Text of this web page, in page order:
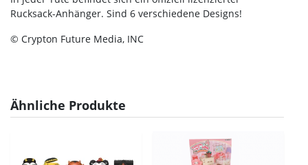
Rucksack-Anhänger. Sind 6 verschiedene Designs!
© Crypton Future Media, INC
Ähnliche Produkte